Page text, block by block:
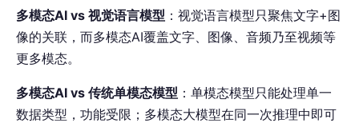
多模态AI vs 视觉语言模型 ：视觉语言模型只聚焦文字+图
像的关联，而多模态AI覆盖文字、图像、音频乃至视频等
更多模态。
多模态AI vs 传统单模态模型 ：单模态模型只能处理单一
数据类型，功能受限；多模态大模型在同一次推理中即可